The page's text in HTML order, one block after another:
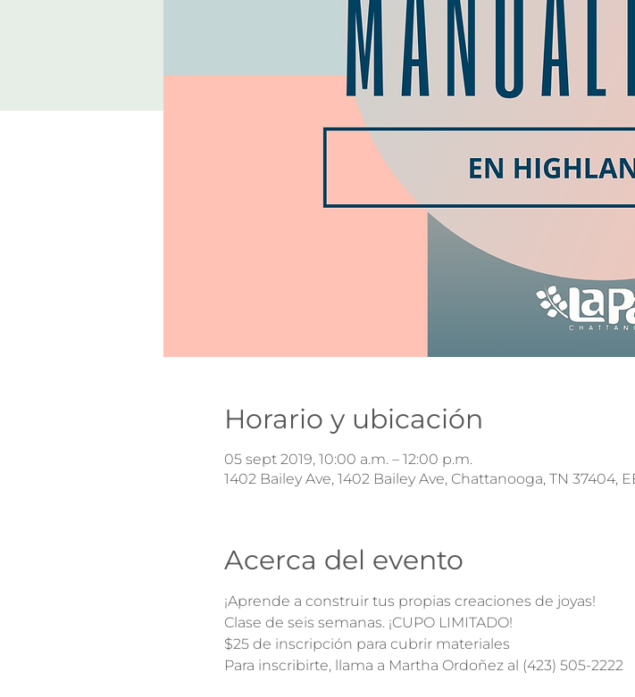
Horario y ubicación
05 sept 2019, 10:00 a.m. – 12:00 p.m.
1402 Bailey Ave, 1402 Bailey Ave, Chattanooga, TN 37404,
Acerca del evento
¡Aprende a construir tus propias creaciones de joyas!
Clase de seis semanas. ¡CUPO LIMITADO!
$25 de inscripción para cubrir materiales
Para inscribirte, llama a Martha Ordoñez al (423) 505-2222